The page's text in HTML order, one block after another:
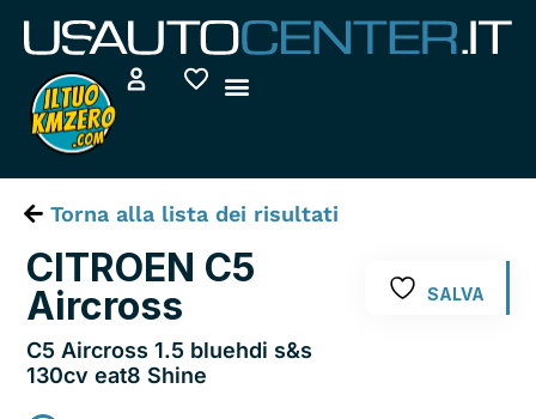
contenuto
Torna alla lista dei risultati
CITROEN C5
Aircross
C5 Aircross 1.5 bluehdi s&s
130cv eat8 Shine
SALVA